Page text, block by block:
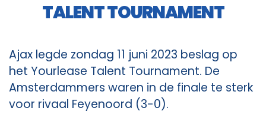
TALENT TOURNAMENT
Ajax legde zondag 11 juni 2023 beslag op
het Yourlease Talent Tournament. De
Amsterdammers waren in de finale te sterk
voor rivaal Feyenoord (3-0).